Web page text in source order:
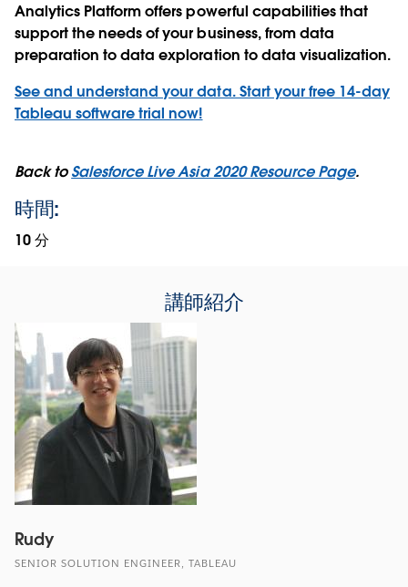
Analytics Platform offers powerful capabilities that
support the needs of your business, from data
preparation to data exploration to data visualization.
See and understand your data. Start your free 14-day
Tableau software trial now!
Back toSalesforce Live Asia 2020 Resource Page.
時間:
10 分
講師紹介
Rudy
SENIOR SOLUTION ENGINEER, TABLEAU